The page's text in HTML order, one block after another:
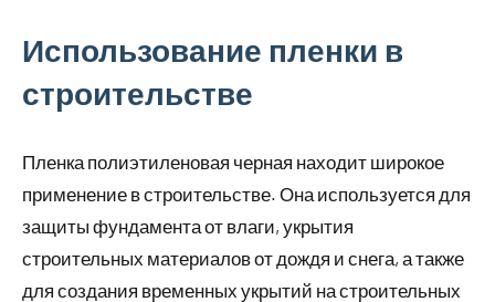
Использование пленки в
строительстве
Пленка полиэтиленовая черная находит широкое
применение в строительстве. Она используется для
защиты фундамента от влаги, укрытия
строительных материалов от дождя и снега, а также
для создания временных укрытий на строительных